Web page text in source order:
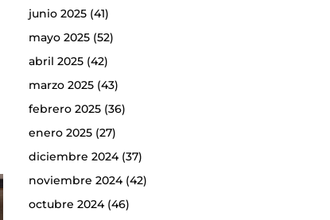
junio 2025(41)
mayo 2025(52)
abril 2025(42)
marzo 2025(43)
febrero 2025(36)
enero 2025(27)
diciembre 2024(37)
noviembre 2024(42)
octubre 2024(46)